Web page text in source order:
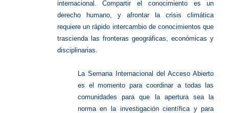
internacional. Compartir el conocimiento es un
derecho humano, y afrontar la crisis climática
requiere un rápido intercambio de conocimientos que
trascienda las fronteras geográficas, económicas y
disciplinarias.
La Semana Internacional del Acceso Abierto
es el momento para coordinar a todas las
comunidades para que la apertura sea la
norma en la investigación científica y para